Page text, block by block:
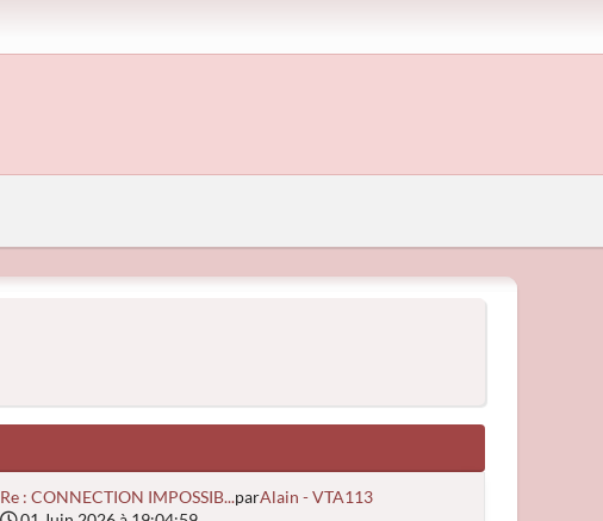
Re : CONNECTION IMPOSSIB...parAlain - VTA113